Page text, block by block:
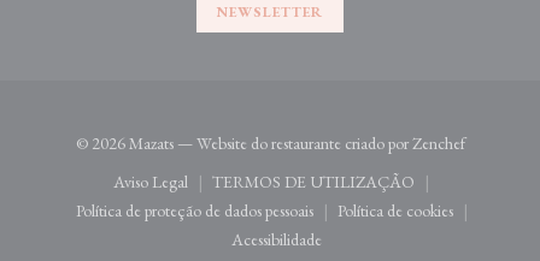
NEWSLETTER
© 2026 Mazats — Website do restaurante criado porZenchef((abre
Aviso Legal
((abre numa nova janela))
TERMOS DE UTILIZAÇÃO
((abre numa nova janela))
Política de proteção de dados pessoais
((abre numa nova janela))
Política de cookies
((abre numa nova
Acessibilidade
((abre numa nova janela))